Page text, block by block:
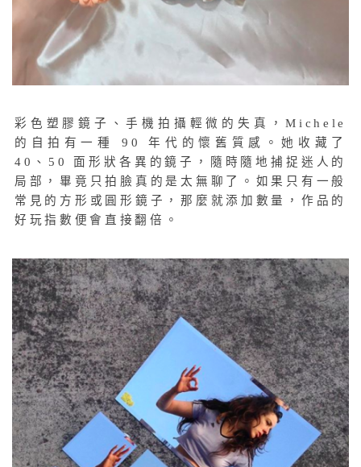
彩色塑膠鏡子、手機拍攝輕微的失真，Michele
的自拍有一種 90 年代的懷舊質感。她收藏了
40、50 面形狀各異的鏡子，隨時隨地捕捉迷人的
局部，畢竟只拍臉真的是太無聊了。如果只有一般
常見的方形或圓形鏡子，那麼就添加數量，作品的
好玩指數便會直接翻倍。